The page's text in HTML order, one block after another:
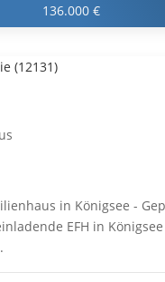
136.000 €
in Königsee -
EFH in